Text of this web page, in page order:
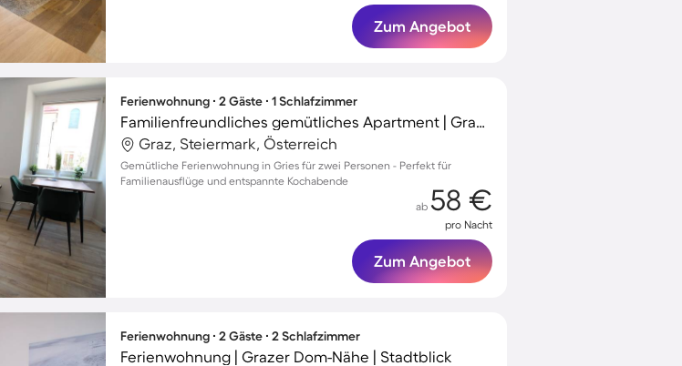
Zum Angebot
Ferienwohnung ∙ 2 Gäste ∙ 1 Schlafzimmer
Familienfreundliches gemütliches Apartment | Grazer Murinsel in der Nähe
Graz, Steiermark, Österreich
Gemütliche Ferienwohnung in Gries für zwei Personen - Perfekt für
Familienausflüge und entspannte Kochabende
ab 58 €
pro Nacht
Zum Angebot
Ferienwohnung ∙ 2 Gäste ∙ 2 Schlafzimmer
Ferienwohnung | Grazer Dom-Nähe | Stadtblick